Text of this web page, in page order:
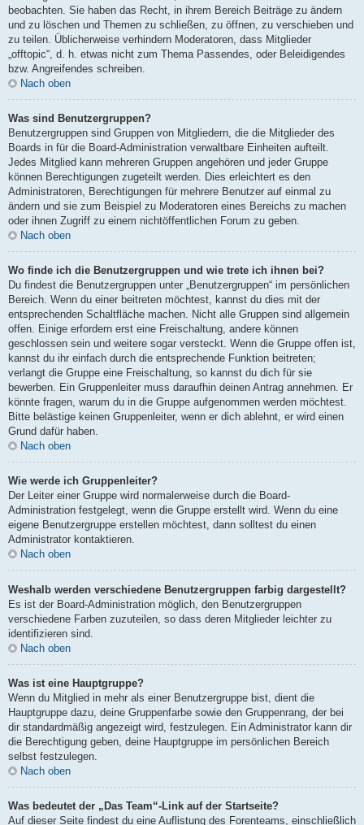
beobachten. Sie haben das Recht, in ihrem Bereich Beiträge zu ändern
und zu löschen und Themen zu schließen, zu öffnen, zu verschieben und
zu teilen. Üblicherweise verhindern Moderatoren, dass Mitglieder
„offtopic“, d. h. etwas nicht zum Thema Passendes, oder Beleidigendes
bzw. Angreifendes schreiben.
Nach oben
Was sind Benutzergruppen?
Benutzergruppen sind Gruppen von Mitgliedern, die die Mitglieder des
Boards in für die Board-Administration verwaltbare Einheiten aufteilt.
Jedes Mitglied kann mehreren Gruppen angehören und jeder Gruppe
können Berechtigungen zugeteilt werden. Dies erleichtert es den
Administratoren, Berechtigungen für mehrere Benutzer auf einmal zu
ändern und sie zum Beispiel zu Moderatoren eines Bereichs zu machen
oder ihnen Zugriff zu einem nichtöffentlichen Forum zu geben.
Nach oben
Wo finde ich die Benutzergruppen und wie trete ich ihnen bei?
Du findest die Benutzergruppen unter „Benutzergruppen“ im persönlichen
Bereich. Wenn du einer beitreten möchtest, kannst du dies mit der
entsprechenden Schaltfläche machen. Nicht alle Gruppen sind allgemein
offen. Einige erfordern erst eine Freischaltung, andere können
geschlossen sein und weitere sogar versteckt. Wenn die Gruppe offen ist,
kannst du ihr einfach durch die entsprechende Funktion beitreten;
verlangt die Gruppe eine Freischaltung, so kannst du dich für sie
bewerben. Ein Gruppenleiter muss daraufhin deinen Antrag annehmen. Er
könnte fragen, warum du in die Gruppe aufgenommen werden möchtest.
Bitte belästige keinen Gruppenleiter, wenn er dich ablehnt, er wird einen
Grund dafür haben.
Nach oben
Wie werde ich Gruppenleiter?
Der Leiter einer Gruppe wird normalerweise durch die Board-
Administration festgelegt, wenn die Gruppe erstellt wird. Wenn du eine
eigene Benutzergruppe erstellen möchtest, dann solltest du einen
Administrator kontaktieren.
Nach oben
Weshalb werden verschiedene Benutzergruppen farbig dargestellt?
Es ist der Board-Administration möglich, den Benutzergruppen
verschiedene Farben zuzuteilen, so dass deren Mitglieder leichter zu
identifizieren sind.
Nach oben
Was ist eine Hauptgruppe?
Wenn du Mitglied in mehr als einer Benutzergruppe bist, dient die
Hauptgruppe dazu, deine Gruppenfarbe sowie den Gruppenrang, der bei
dir standardmäßig angezeigt wird, festzulegen. Ein Administrator kann dir
die Berechtigung geben, deine Hauptgruppe im persönlichen Bereich
selbst festzulegen.
Nach oben
Was bedeutet der „Das Team“-Link auf der Startseite?
Auf dieser Seite findest du eine Auflistung des Forenteams, einschließlich